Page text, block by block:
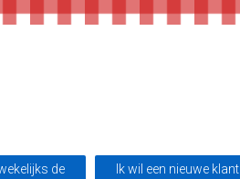
Ik wil een nieuwe klant
de